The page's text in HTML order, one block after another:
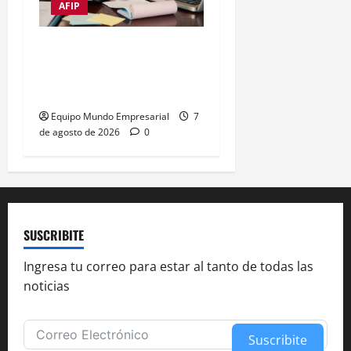
AFIP
Equipo Mundo Empresarial
7
de agosto de 2026
0
SUSCRIBITE
Ingresa tu correo para estar al tanto de todas las
noticias
Suscribite